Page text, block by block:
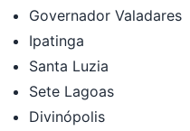
Governador Valadares
Ipatinga
Santa Luzia
Sete Lagoas
Divinópolis